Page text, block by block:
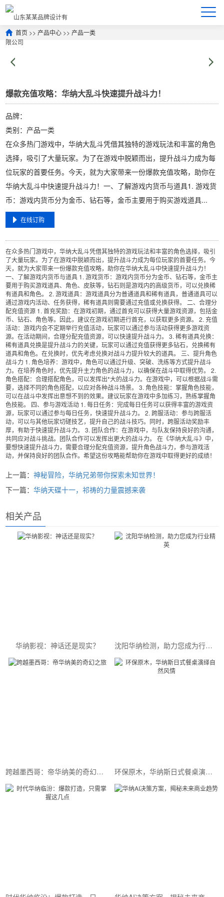
首页 >> 产品中心 >> 产品一类
爆款充值攻略：华纳大乱斗快速提升战斗力！
品牌：
类别：产品一类
在众多热门游戏中，华纳大乱斗凭借其独特的游戏玩法和丰富的角色
选择，吸引了大量玩家。为了在游戏中脱颖而出，提升战斗力成为每
位玩家的首要任务。今天，就为大家带来一份爆款充值攻略，助你在
华纳大乱斗中快速提升战斗力！一、了解游戏内货币与道具1. 游戏货
币：游戏内货币分为金币、钻石等，金币主要用于购买游戏道具...
在线订购
在众多热门游戏中，华纳大乱斗凭借其独特的游戏玩法和丰富的角色选择，吸引
了大量玩家。为了在游戏中脱颖而出，提升战斗力成为每位玩家的首要任务。今
天，就为大家带来一份爆款充值攻略，助你在华纳大乱斗中快速提升战斗力！
一、了解游戏内货币与道具 1. 游戏货币：游戏内货币分为金币、钻石等，金币主
要用于购买游戏道具、角色、皮肤等，钻石则是游戏内的高级货币，可以兑换稀
有道具和角色。 2. 游戏道具：游戏道具分为普通道具和稀有道具，普通道具可以
通过游戏内活动、任务获得，稀有道具则需要通过充值或兑换获得。 二、合理分
配充值资源 1. 首充奖励：在游戏初期，通过首充可以获得大量游戏资源，包括金
币、钻石、角色等。因此，建议在游戏初期进行首充，以获取更多资源。 2. 充值
活动：游戏内会不定期举行充值活动，玩家可以通过参与活动获得更多游戏资
源。在活动期间，合理分配充值资源，可以快速提升战斗力。 3. 稀有道具兑换：
稀有道具兑换是提升战斗力的关键，玩家可以通过充值获得更多钻石，兑换稀有
道具和角色。在兑换时，优先考虑兑换对战斗力提升较大的道具。 三、提升角色
战斗力 1. 角色培养：游戏中，角色可以通过升级、突破、洗练等方式提升战斗
力。在培养角色时，优先提升主力角色的战斗力，以确保在战斗中取得优势。 2.
角色搭配：合理搭配角色，可以发挥出*大的战斗力。在游戏中，可以根据战斗需
要，选择不同的角色搭配，以应对各种战斗场景。 3. 角色技能：掌握角色技能，
可以在战斗中发挥出意想不到的效果。建议玩家在游戏中多加练习，熟练掌握角
色技能。 四、参与游戏活动 1. 每日任务：完成每日任务可以获得丰富的游戏资
源，玩家可以通过参与每日任务，快速提升战斗力。 2. 跨服活动：参与跨服活
动，可以与其他玩家切磋技艺，提升自己的战斗技巧。同时，跨服活动奖励丰
厚，有助于快速提升战斗力。 3. 团队合作：在游戏中，与队友保持良好的沟通，
共同应对战斗挑战。团队合作可以发挥出更大的战斗力。 在《华纳大乱斗》中，
要想快速提升战斗力，需要合理分配充值资源，提升角色战斗力，参与游戏活
动，并保持良好的团队合作。希望这份攻略能帮助你在游戏中取得更好的成绩！
上一篇：神秘冒险，华纳兄弟带你探索未知世界！
下一篇：华纳天碟十一，祁祷的力量震撼来袭
相关产品
华纳影视：神话还是现实？ 沈阳华纳检测，助力您成为行业精英
跨越墨西哥：帝华纳美的奇幻之旅 环保原木，华纳斯日式餐桌演绎自然风情